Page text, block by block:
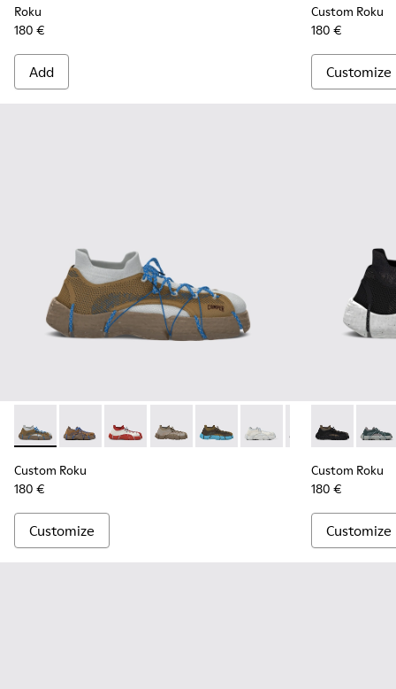
Roku
180 €
Add
Custom Roku
180 €
Customize
Custom Roku - K100953-999-R004 - Disassembled Sneaker
Custom Roku - K100953-004 - Brown Sneaker for Men
Custom Roku - K100953-999-R001 -
Custom Roku - K100953-999-R008 -
Custom Roku - K100953-999-
Custom Roku -
Custom Roku -
Custom
Custom Roku
180 €
Customize
Custom
Custom Roku
180 €
Customize